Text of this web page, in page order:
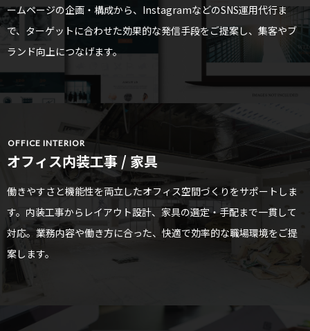
ームページの企画・構成から、InstagramなどのSNS運用代行ま
で、ターゲットに合わせた効果的な発信手段をご提案し、集客やブ
ランド向上につなげます。
OFFICE INTERIOR
オフィス内装工事 / 家具
働きやすさと機能性を両立したオフィス空間づくりをサポートしま
す。内装工事からレイアウト設計、家具の選定・手配まで一貫して
対応。業務内容や働き方に合った、快適で効率的な職場環境をご提
案します。